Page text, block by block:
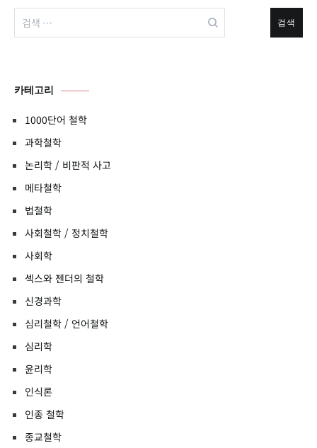
검
색:
카테고리
1000단어 철학
과학철학
논리학 / 비판적 사고
메타철학
법철학
사회철학 / 정치철학
사회학
섹스와 젠더의 철학
신경과학
심리철학 / 언어철학
심리학
윤리학
인식론
인종 철학
종교철학